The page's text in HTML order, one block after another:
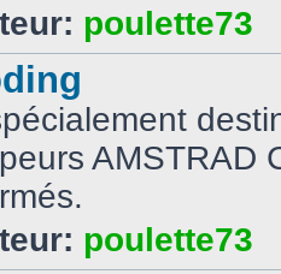
poulette73
AMSTRAD
poulette73